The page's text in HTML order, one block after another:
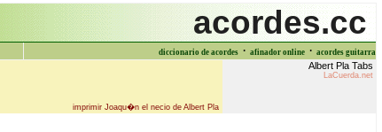
acordes.cc
diccionario de acordes · afinador online · acordes guitarra
Albert Pla Tabs
LaCuerda.net
imprimir Joaqu�n el necio de Albert Pla